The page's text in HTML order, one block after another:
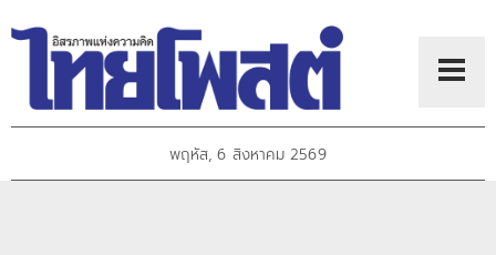
พฤหัส, 6 สิงหาคม 2569